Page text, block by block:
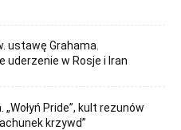
ustawę Grahama.
uderzenie w Rosje i Iran
Pride”, kult rezunów
krzywd”